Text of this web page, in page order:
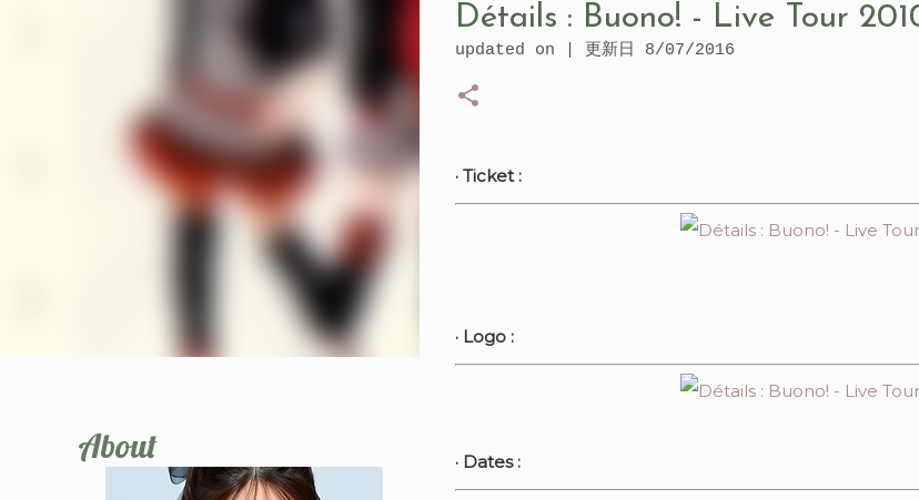
Détails : Buono! - Live Tour
updated on | 更新日 8/07/2016
· Ticket :
· Logo :
· Dates :
About